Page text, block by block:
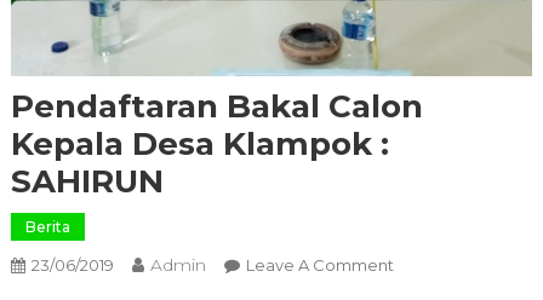
Pendaftaran Bakal Calon
Kepala Desa Klampok :
SAHIRUN
Berita
23/06/2019 Admin Leave A CommentOn